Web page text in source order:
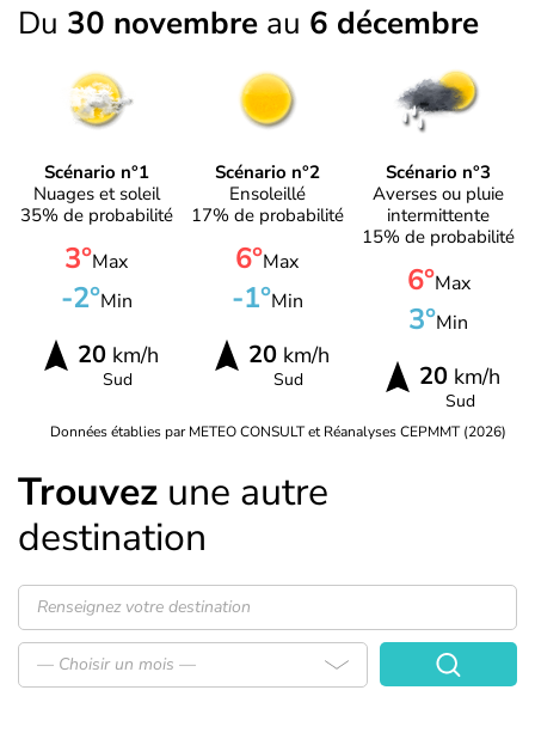
Du 30 novembre au 6 décembre
Scénario n°1
Nuages et soleil
35% de probabilité
3°Max
-2°Min
20km/h
Sud
Scénario n°2
Ensoleillé
17% de probabilité
6°Max
-1°Min
20km/h
Sud
Scénario n°3
Averses ou pluie
intermittente
15% de probabilité
6°Max
3°Min
20 km/h
Sud
Données établies par METEO CONSULT et Réanalyses CEPMMT (2026)
Trouvez une autre
destination
— Choisir un mois —